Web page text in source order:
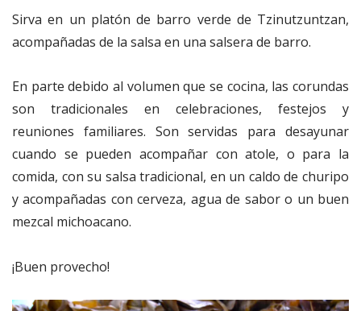
Sirva en un platón de barro verde de Tzinutzuntzan,
acompañadas de la salsa en una salsera de barro.
En parte debido al volumen que se cocina, las corundas
son tradicionales en celebraciones, festejos y
reuniones familiares. Son servidas para desayunar
cuando se pueden acompañar con atole, o para la
comida, con su salsa tradicional, en un caldo de churipo
y acompañadas con cerveza, agua de sabor o un buen
mezcal michoacano.
¡Buen provecho!